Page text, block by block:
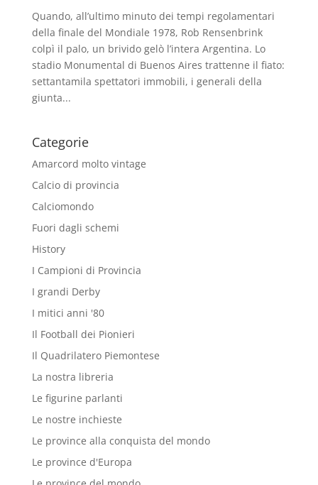
Quando, all’ultimo minuto dei tempi regolamentari
della finale del Mondiale 1978, Rob Rensenbrink
colpì il palo, un brivido gelò l’intera Argentina. Lo
stadio Monumental di Buenos Aires trattenne il fiato:
settantamila spettatori immobili, i generali della
giunta...
Categorie
Amarcord molto vintage
Calcio di provincia
Calciomondo
Fuori dagli schemi
History
I Campioni di Provincia
I grandi Derby
I mitici anni '80
Il Football dei Pionieri
Il Quadrilatero Piemontese
La nostra libreria
Le figurine parlanti
Le nostre inchieste
Le province alla conquista del mondo
Le province d'Europa